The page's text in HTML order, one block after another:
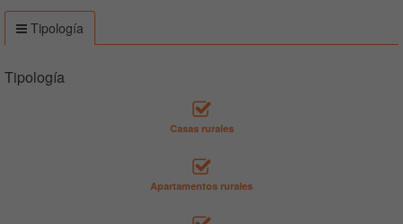
Tipología
Tipología
Casas rurales
Apartamentos rurales